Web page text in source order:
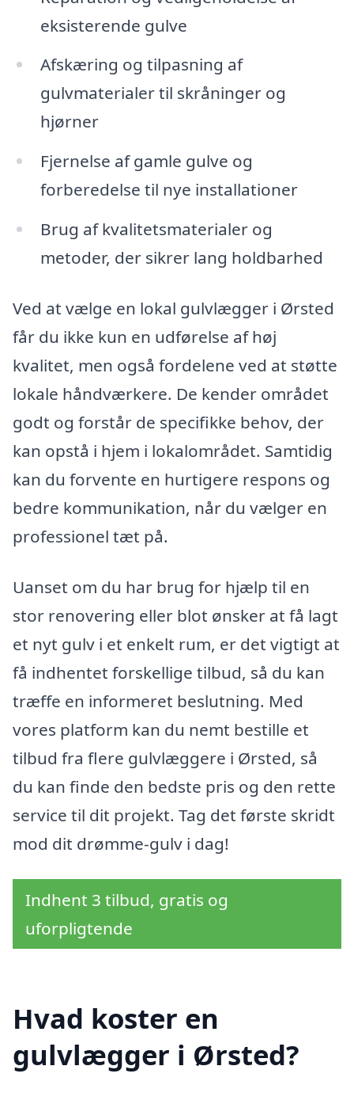
eksisterende gulve
Afskæring og tilpasning af
gulvmaterialer til skråninger og
hjørner
Fjernelse af gamle gulve og
forberedelse til nye installationer
Brug af kvalitetsmaterialer og
metoder, der sikrer lang holdbarhed
Ved at vælge en lokal gulvlægger i Ørsted
får du ikke kun en udførelse af høj
kvalitet, men også fordelene ved at støtte
lokale håndværkere. De kender området
godt og forstår de specifikke behov, der
kan opstå i hjem i lokalområdet. Samtidig
kan du forvente en hurtigere respons og
bedre kommunikation, når du vælger en
professionel tæt på.
Uanset om du har brug for hjælp til en
stor renovering eller blot ønsker at få lagt
et nyt gulv i et enkelt rum, er det vigtigt at
få indhentet forskellige tilbud, så du kan
træffe en informeret beslutning. Med
vores platform kan du nemt bestille et
tilbud fra flere gulvlæggere i Ørsted, så
du kan finde den bedste pris og den rette
service til dit projekt. Tag det første skridt
mod dit drømme-gulv i dag!
Indhent 3 tilbud, gratis og
uforpligtende
Hvad koster en
gulvlægger i Ørsted?